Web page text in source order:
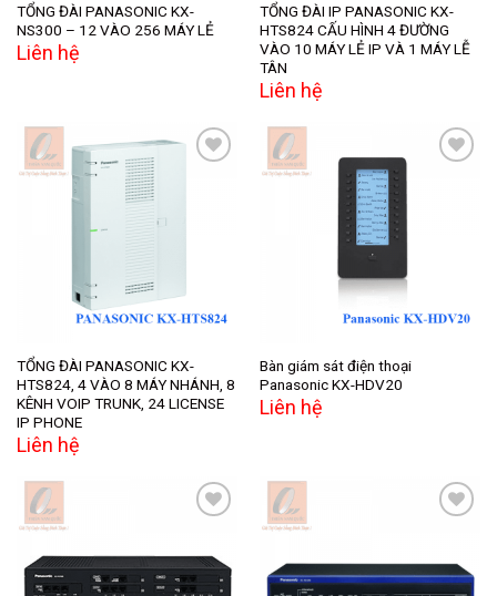
TỔNG ĐÀI PANASONIC KX-
NS300 – 12 VÀO 256 MÁY LẺ
Liên hệ
TỔNG ĐÀI IP PANASONIC KX-
HTS824 CẤU HÌNH 4 ĐƯỜNG
VÀO 10 MÁY LẺ IP VÀ 1 MÁY LỄ
TÂN
Liên hệ
TỔNG ĐÀI PANASONIC KX-
HTS824, 4 VÀO 8 MÁY NHÁNH, 8
KÊNH VOIP TRUNK, 24 LICENSE
IP PHONE
Liên hệ
Bàn giám sát điện thoại
Panasonic KX-HDV20
Liên hệ
Add to
wishlist
Add to
wishlist